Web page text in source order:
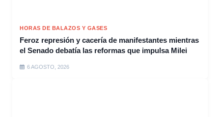
HORAS DE BALAZOS Y GASES
Feroz represión y cacería de manifestantes mientras
el Senado debatía las reformas que impulsa Milei
6 AGOSTO, 2026